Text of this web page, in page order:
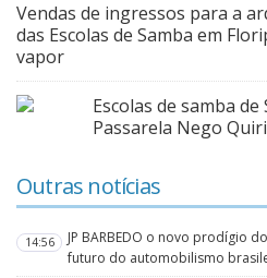
Vendas de ingressos para a
das Escolas de Samba em
vapor
Escolas de samba de
Passarela Nego
Outras notícias
14:56
JP BARBEDO o novo prodígio
futuro do automobilismo